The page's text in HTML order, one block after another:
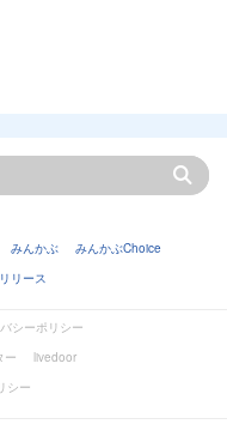
みんかぶ
みんかぶChoice
リース
シーポリシー
ー
livedoor
シー